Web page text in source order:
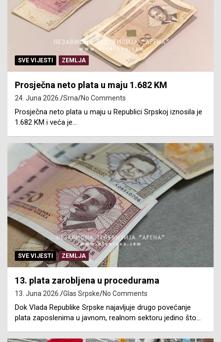
SVE VIJESTI ZEMLJA
Prosječna neto plata u maju 1.682 KM
24. Juna 2026. Srna No Comments
Prosječna neto plata u maju u Republici Srpskoj iznosila je
1.682 KM i veća je…
SVE VIJESTI ZEMLJA
13. plata zarobljena u procedurama
13. Juna 2026. Glas Srpske No Comments
Dok Vlada Republike Srpske najavljuje drugo povećanje
plata zaposlenima u javnom, realnom sektoru jedino što…